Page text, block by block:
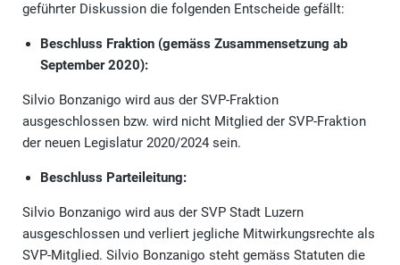
geführter Diskussion die folgenden Entscheide gefällt:
Beschluss Fraktion (gemäss Zusammensetzung ab
September 2020):
Silvio Bonzanigo wird aus der SVP-Fraktion
ausgeschlossen bzw. wird nicht Mitglied der SVP-Fraktion
der neuen Legislatur 2020/2024 sein.
Beschluss Parteileitung:
Silvio Bonzanigo wird aus der SVP Stadt Luzern
ausgeschlossen und verliert jegliche Mitwirkungsrechte als
SVP-Mitglied. Silvio Bonzanigo steht gemäss Statuten die